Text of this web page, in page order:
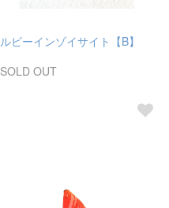
ルビーインゾイサイト【B】
SOLD OUT